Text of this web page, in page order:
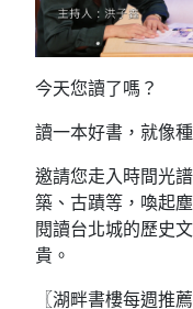
今天您讀了嗎？
讀一本好書，就像
邀請您走入時間光
築、古蹟等，喚起
閱讀台北城的歷史
貴。
〖湖畔書樓每週推